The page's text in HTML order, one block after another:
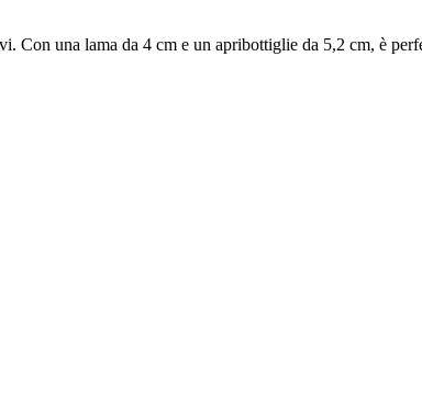
una lama da 4 cm e un apribottiglie da 5,2 cm, è